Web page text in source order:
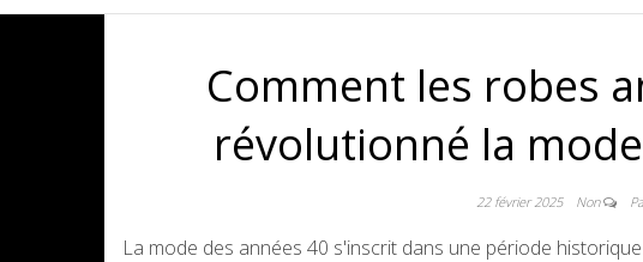
Comment les robes
révolutionné la
22 février 2025 Non
La mode des années 40 s'inscrit dans une période